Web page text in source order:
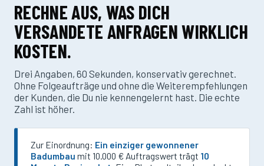
RECHNE AUS, WAS DICH
VERSANDETE ANFRAGEN WIRKLICH
KOSTEN.
Drei Angaben, 60 Sekunden, konservativ gerechnet.
Ohne Folgeaufträge und ohne die Weiterempfehlungen
der Kunden, die Du nie kennengelernt hast. Die echte
Zahl ist höher.
Zur Einordnung: Ein einziger gewonnener
Badumbau mit 10.000 € Auftragswert trägt 10